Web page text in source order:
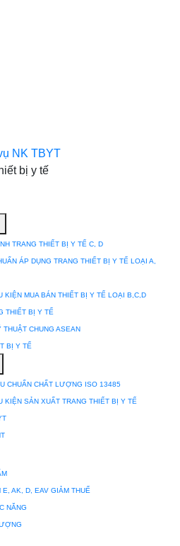
NK TBYT
bị y tế
submenu
for
vụ
nhập
khẩu
TBYT
TRANG THIẾT BỊ Y TẾ C, D
ÁP DỤNG TRANG THIẾT BỊ Y TẾ LOẠI A,
KIỆN MUA BÁN THIẾT BỊ Y TẾ LOẠI B,C,D
THIẾT BỊ Y TẾ
CHUNG ASEAN
BỊ Y TẾ
vụ
CHUẨN CHẤT LƯỢNG ISO 13485
KIỆN SẢN XUẤT TRANG THIẾT BỊ Y TẾ
AK, D, EAV GIẢM THUẾ
NĂNG